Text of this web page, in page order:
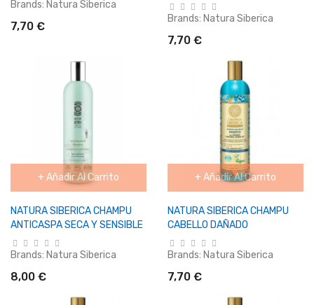
Brands: Natura Siberica
7,70 €
Brands: Natura Siberica
7,70 €
+ Añadir Al Carrito
NATURA SIBERICA CHAMPU
ANTICASPA SECA Y SENSIBLE
Brands: Natura Siberica
8,00 €
+ Añadir Al Carrito
NATURA SIBERICA CHAMPU
CABELLO DAÑADO
Brands: Natura Siberica
7,70 €